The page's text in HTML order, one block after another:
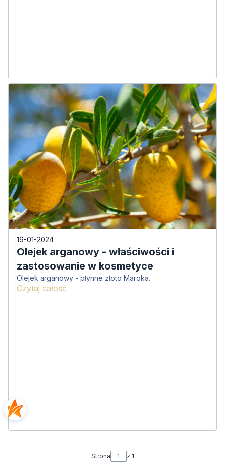
19-01-2024
Olejek arganowy - właściwości i
zastosowanie w kosmetyce
Olejek arganowy - płynne złoto Maroka.
Czytaj całość
Strona z 1